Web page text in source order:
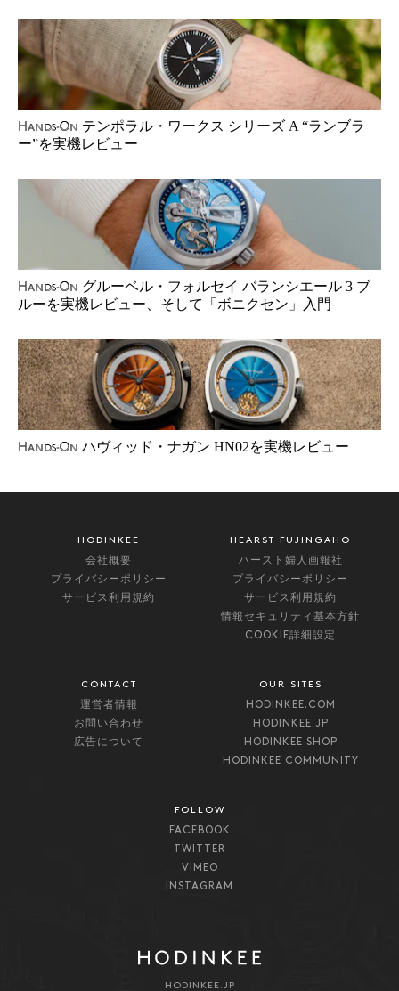
Hands-On テンポラル・ワークス シリーズ A “ランブラ
ー”を実機レビュー
Hands-On グルーベル・フォルセイ バランシエール 3 ブ
ルーを実機レビュー、そして「ボニクセン」入門
Hands-On ハヴィッド・ナガン HN02を実機レビュー
HODINKEE
会社概要
プライバシーポリシー
サービス利用規約
HEARST FUJINGAHO
ハースト婦人画報社
プライバシーポリシー
サービス利用規約
情報セキュリティ基本方針
COOKIE詳細設定
CONTACT
運営者情報
お問い合わせ
広告について
OUR SITES
HODINKEE.COM
HODINKEE.JP
HODINKEE SHOP
HODINKEE COMMUNITY
FOLLOW
FACEBOOK
TWITTER
VIMEO
INSTAGRAM
HODINKEE.JP